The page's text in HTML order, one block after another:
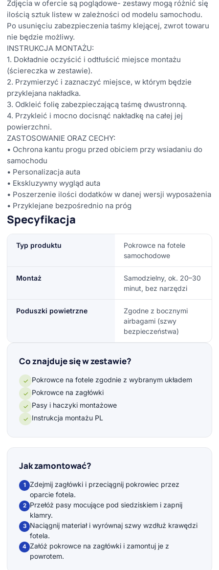
Zdjęcia w ofercie są poglądowe- zestawy mogą różnić się
ilością sztuk listew w zależności od modelu samochodu.
Po usunięciu zabezpieczenia taśmy klejącej, zwrot towaru
nie będzie możliwy.
INSTRUKCJA MONTAŻU:
1. Dokładnie oczyścić i odtłuścić miejsce montażu
(ściereczka w zestawie).
2. Przymierzyć i zaznaczyć miejsce, w którym będzie
przyklejana nakładka.
3. Odkleić folię zabezpieczającą taśmę dwustronną.
4. Przykleić i mocno docisnąć nakładkę na całej jej
powierzchni.
ZASTOSOWANIE ORAZ CECHY:
• Ochrona kantu progu przed obiciem przy wsiadaniu do
samochodu
• Personalizacja auta
• Ekskluzywny wygląd auta
• Poszerzenie ilości dodatków w danej wersji wyposażenia
• Przyklejane bezpośrednio na próg
Specyfikacja
Typ produktu
Pokrowce na fotele
samochodowe
Montaż
Samodzielny, ok. 20–30
minut, bez narzędzi
Poduszki powietrzne
Zgodne z bocznymi
airbagami (szwy
bezpieczeństwa)
Co znajduje się w zestawie?
✓ Pokrowce na fotele zgodnie z wybranym układem
✓ Pokrowce na zagłówki
✓ Pasy i haczyki montażowe
✓ Instrukcja montażu PL
Jak zamontować?
1
Zdejmij zagłówki i przeciągnij pokrowiec przez
oparcie fotela.
2
Przełóż pasy mocujące pod siedziskiem i zapnij
klamry.
3
Naciągnij materiał i wyrównaj szwy wzdłuż krawędzi
fotela.
4 Załóż pokrowce na zagłówki i zamontuj je z
powrotem.